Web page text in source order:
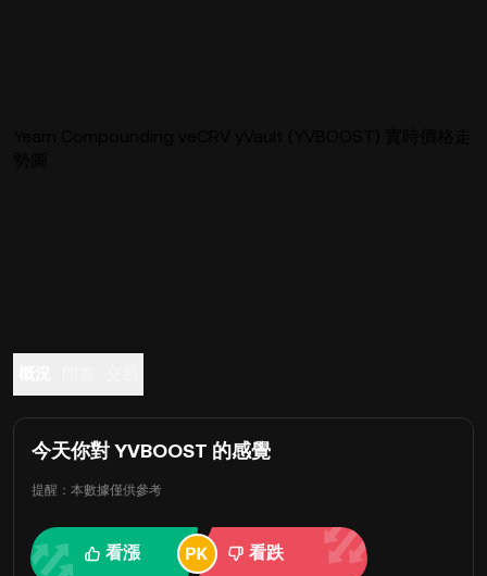
今天你對 YVBOOST 的感覺
提醒：本數據僅供參考
看漲 看跌